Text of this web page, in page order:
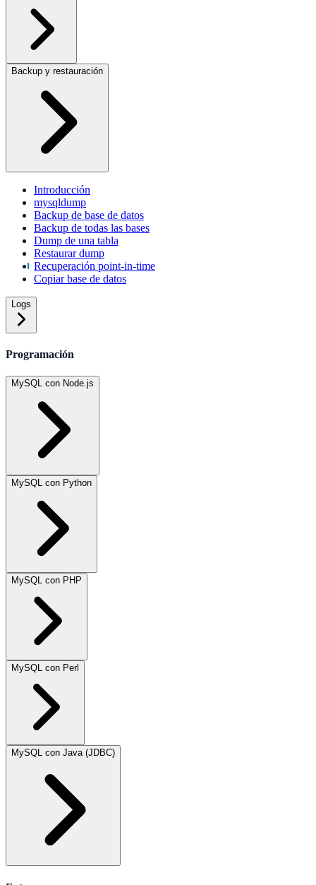
Backup y restauración
Introducción
mysqldump
Backup de base de datos
Backup de todas las bases
Dump de una tabla
Restaurar dump
Recuperación point-in-time
Copiar base de datos
Logs
Programación
MySQL con Node.js
MySQL con Python
MySQL con PHP
MySQL con Perl
MySQL con Java (JDBC)